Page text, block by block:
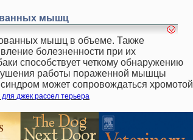
мышц
мышц в объеме. Также
болезненности при их
способствует четкому обнаружению
работы пораженной мышцы
может сопровождаться хромотой
джек рассел терьера